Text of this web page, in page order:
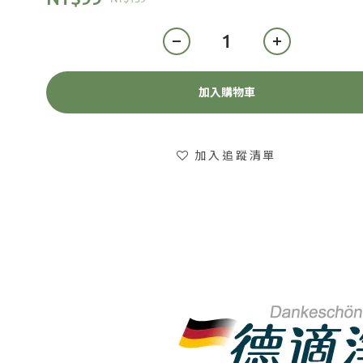
加入購物車
加入追蹤清單